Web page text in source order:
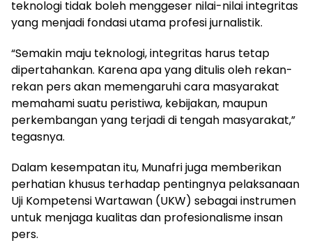
teknologi tidak boleh menggeser nilai-nilai integritas
yang menjadi fondasi utama profesi jurnalistik.
“Semakin maju teknologi, integritas harus tetap
dipertahankan. Karena apa yang ditulis oleh rekan-
rekan pers akan memengaruhi cara masyarakat
memahami suatu peristiwa, kebijakan, maupun
perkembangan yang terjadi di tengah masyarakat,”
tegasnya.
Dalam kesempatan itu, Munafri juga memberikan
perhatian khusus terhadap pentingnya pelaksanaan
Uji Kompetensi Wartawan (UKW) sebagai instrumen
untuk menjaga kualitas dan profesionalisme insan
pers.